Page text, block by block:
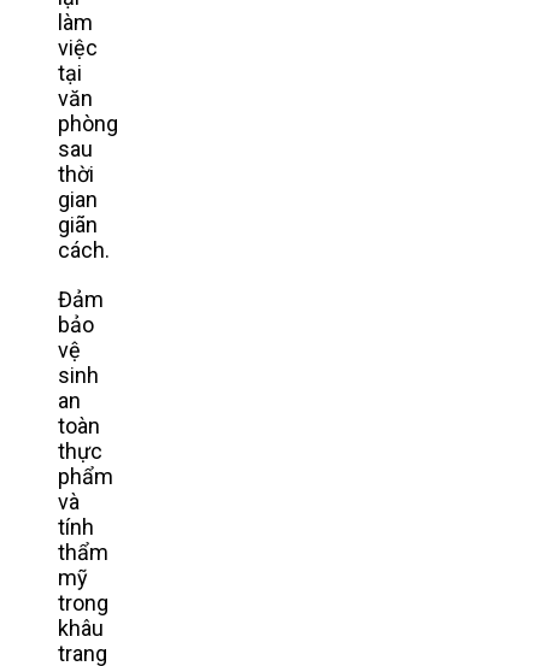
làm
việc
tại
văn
phòng
sau
thời
gian
giãn
cách.
Đảm
bảo
vệ
sinh
an
toàn
thực
phẩm
và
tính
thẩm
mỹ
trong
khâu
trang